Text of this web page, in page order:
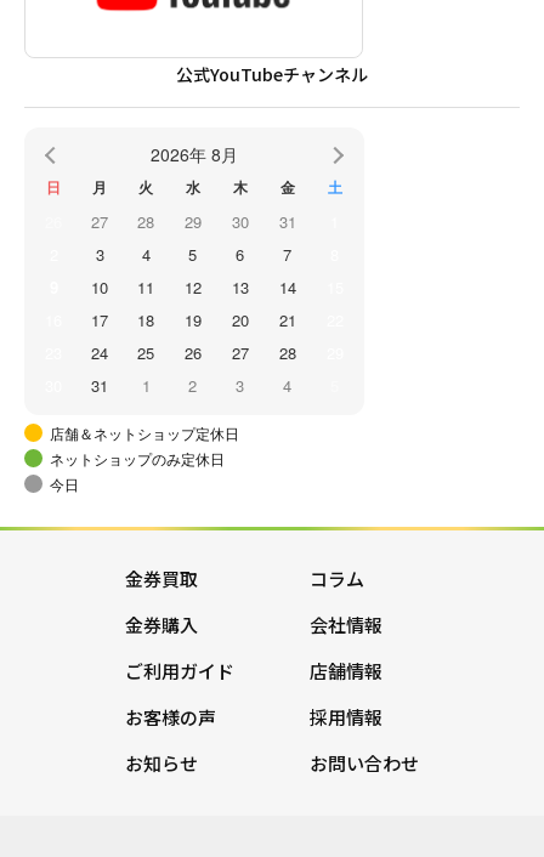
公式YouTubeチャンネル
2026年 8月
日 月 火 水 木 金 土
27 28 29 30 31
3 4 5 6 7
10 11 12 13 14
17 18 19 20 21
24 25 26 27 28
31 1 2 3 4
店舗＆ネットショップ定休日
ネットショップのみ定休日
今日
金券買取
金券購入
ご利用ガイド
お客様の声
お知らせ
コラム
会社情報
店舗情報
採用情報
お問い合わせ